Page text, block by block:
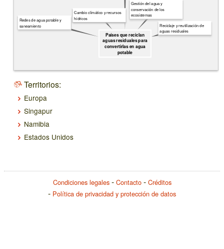
Países que reciclan
aguas residuales para
convertirlas en agua
potable
Reciclaje y reutilización de
aguas residuales
Gestión del agua y
conservación de los
ecosistemas
Cambio climático y recursos
hídricos
Redes de agua potable y
saneamiento
Territorios:
Europa
Singapur
Namibia
Estados Unidos
Condiciones legales Contacto
Créditos
Política de privacidad y protección de datos